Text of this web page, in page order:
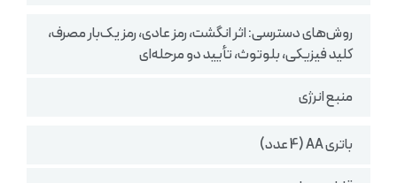
روش‌های دسترسی: اثر انگشت، رمز عادی، رمز یک‌بار مصرف،
کلید فیزیکی، بلوتوث، تأیید دو مرحله‌ای
منبع انرژی
باتری AA (4 عدد)